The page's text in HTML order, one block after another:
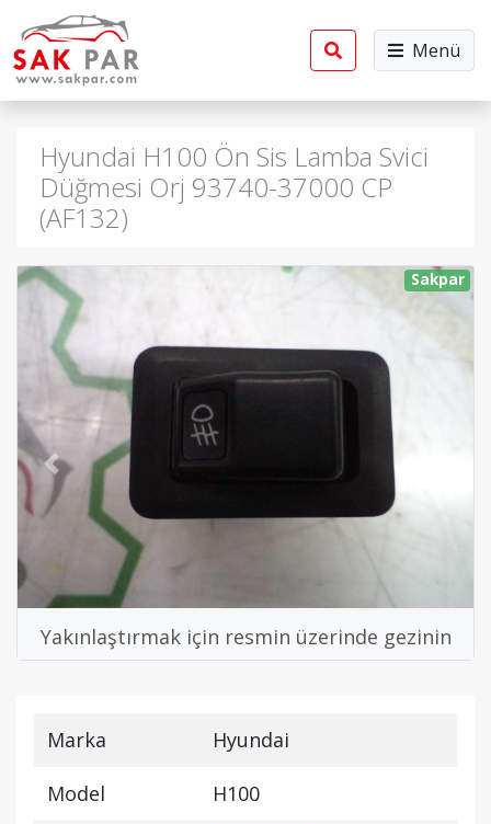
Menü
Hyundai H100 Ön Sis Lamba Svici
Düğmesi Orj 93740-37000 CP
(AF132)
Sakpar
Previous
Yakınlaştırmak için resmin üzerinde gezinin
Marka Hyundai
Model H100